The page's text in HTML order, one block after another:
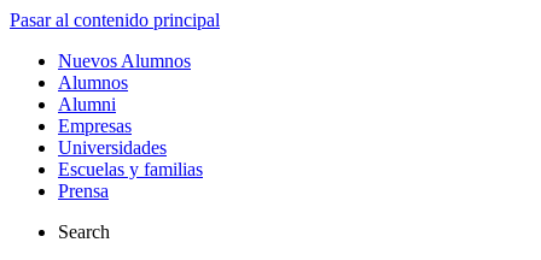
Pasar al contenido principal
Nuevos Alumnos
Alumnos
Alumni
Empresas
Universidades
Escuelas y familias
Prensa
Search